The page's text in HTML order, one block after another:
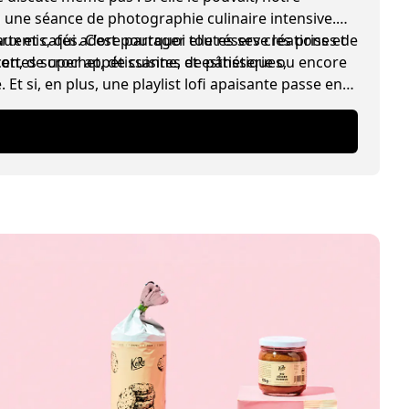
séance de photographie culinaire intensive.
et cafés. C’est pourquoi elle réserve les prises de
super appétissantes et esthétiques,
qui adore partager toutes ses créations et
de crochet, de cuisine, de pâtisserie ou encore
si, en plus, une playlist lofi apaisante passe en
de rêve pour elle.